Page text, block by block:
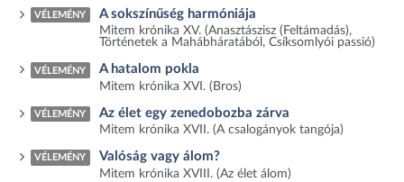
VÉLEMÉNY A sokszínűség harmóniája
Mitem krónika XV. (Anasztászisz (Feltámadás),
Történetek a Mahábháratából, Csíksomlyói passió)
VÉLEMÉNY A hatalom pokla
Mitem krónika XVI. (Bros)
VÉLEMÉNY Az élet egy zenedobozba zárva
Mitem krónika XVII. (A csalogányok tangója)
VÉLEMÉNY Valóság vagy álom?
Mitem krónika XVIII. (Az élet álom)